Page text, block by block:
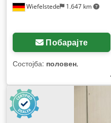
Wiefelstede 1.647 km
Побарајте
Состојба: половен,